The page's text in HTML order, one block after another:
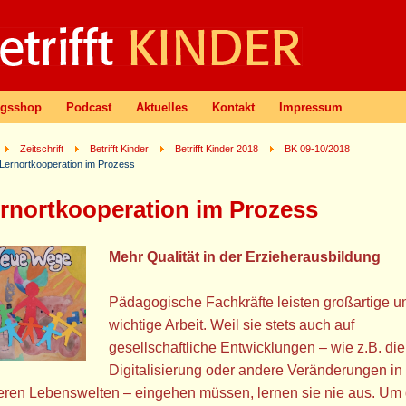
Podcast Aktuelles Kontakt Impressum
Zeitschrift Betrifft Kinder Betrifft Kinder 2018
BK 09-10/2018
Lernortkooperation im Prozess
im Prozess
Mehr Qualität in der Erzieherausbildung
Pädagogische Fachkräfte leisten großartige
wichtige Arbeit. Weil sie stets auch auf
gesellschaftliche Entwicklungen – wie z.B. die
Digitalisierung oder andere Veränderungen in
Lebenswelten – eingehen müssen, lernen sie nie aus. Um